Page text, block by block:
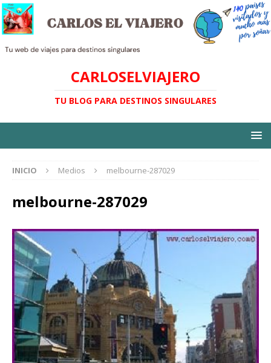
CARLOSELVIAJERO
TU BLOG PARA DESTINOS SINGULARES
INICIO Medios melbourne-287029
melbourne-287029